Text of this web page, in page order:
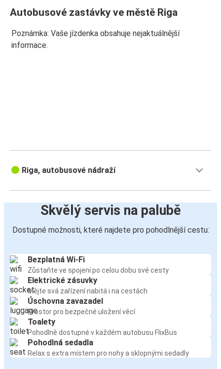
Autobusové zastávky ve městě Riga
Poznámka: Vaše jízdenka obsahuje nejaktuálnější
informace.
Riga, autobusové nádraží
Skvělý servis na palubě
Dostupné možnosti, které najdete pro pohodlnější cestu:
Bezplatná Wi-Fi
Zůstaňte ve spojení po celou dobu své cesty
Elektrické zásuvky
Mějte svá zařízení nabitá i na cestách
Úschovna zavazadel
Prostor pro bezpečné uložení věcí
Toalety
Pohodlně dostupné v každém autobusu FlixBus
Pohodlná sedadla
Relax s extra místem pro nohy a sklopnými sedadly